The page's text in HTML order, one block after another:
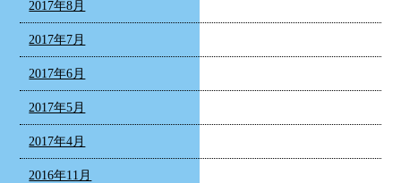
2017年8月
2017年7月
2017年6月
2017年5月
2017年4月
2016年11月